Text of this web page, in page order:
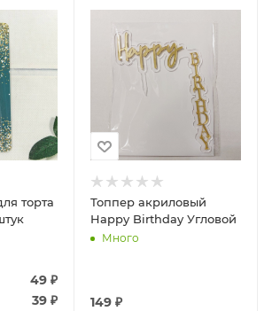
торта
49₽
39₽
Топпер акриловый
Happy Birthday Угловой
Много
149₽